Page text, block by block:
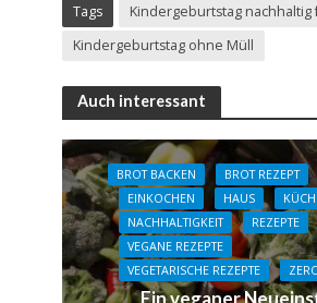
Tags
Kindergeburtstag nachhaltig
Kindergeburtstag ohne Müll
Auch interessant
BROT BACKEN
BROT REZEPT
EINKOCHEN
HAUS
NACHHALTIGKEIT
REZEPTE
VEGANE REZEPTE
VEGETARISCHE REZEPTE
Ein veganer